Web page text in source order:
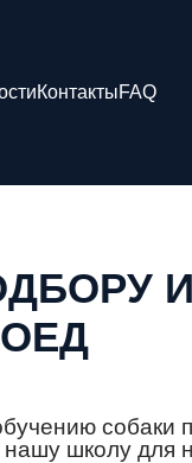
КонтактыFAQ
школу для